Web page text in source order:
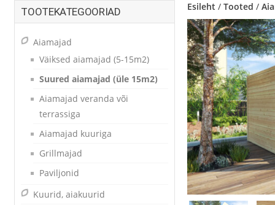
Esileht /Tooted /
TOOTEKATEGOORIAD
Aiamajad
Väiksed aiamajad (5-15m2)
Suured aiamajad (üle 15m2)
Aiamajad veranda või
terrassiga
Aiamajad kuuriga
Grillmajad
Paviljonid
Kuurid, aiakuurid